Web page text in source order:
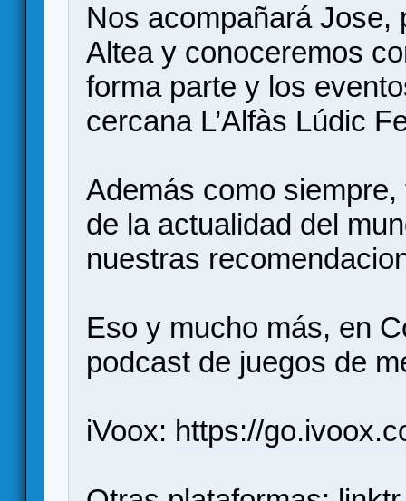
Nos acompañará Jose,
Altea y conoceremos
forma parte y los
cercana L’Alfàs Lúdic
Además como
de la actualidad del
nuestras
Eso y mucho más, en
podcast de juegos de
iVoox: https://